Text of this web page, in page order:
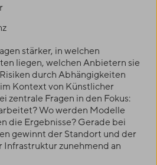
stärker, in welchen
liegen, welchen Anbietern sie
durch Abhängigkeiten
Kontext von Künstlicher
zentrale Fragen in den Fokus:
Wo werden Modelle
die Ergebnisse? Gerade bei
gewinnt der Standort und der
Infrastruktur zunehmend an